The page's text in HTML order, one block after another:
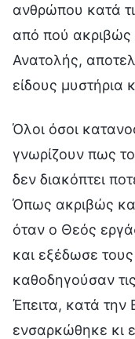
ανθρώπου κατά
από πού ακριβώς
Ανατολής,
είδους μυστήρια
Όλοι όσοι
γνωρίζουν πως
δεν διακόπτει
Όπως ακριβώς
όταν ο Θεός
και εξέδωσε
καθοδηγούσαν
Έπειτα, κατά την
ενσαρκώθηκε κι